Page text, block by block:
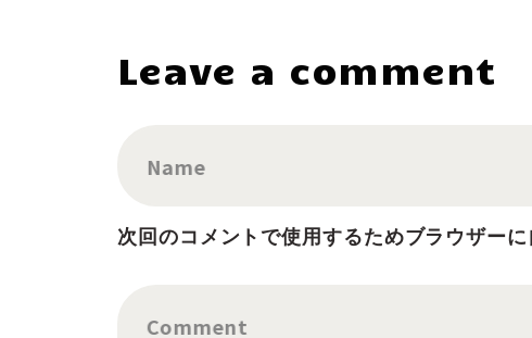
Leave a comment
Name
次回のコメントで使用するためブラウザー
Comment